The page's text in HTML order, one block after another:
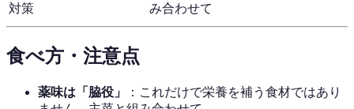
対策
み合わせて
食べ方・注意点
薬味は「脇役」
：これだけで栄養を補う食材ではあり